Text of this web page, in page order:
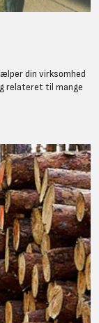
din virksomhed
relateret til mange